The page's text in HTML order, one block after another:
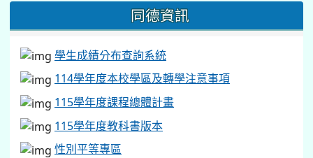
同德資訊
學生成績分布查詢系統
114學年度本校學區及轉學注意事項
115學年度課程總體計畫
115學年度教科書版本
性別平等專區